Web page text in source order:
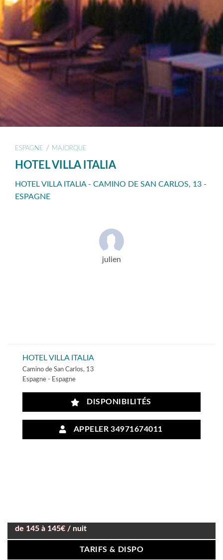
ESPAGNE / MAJORQUE
HOTEL VILLA ITALIA
HOTEL VILLA ITALIA - CAMINO DE SAN CARLOS, 13 -
ESPAGNE
julien
HOTEL VILLA ITALIA
Camino de San Carlos, 13
Espagne - Espagne
DISPONIBILITÉS
APPELER 34971674011
de 145 à 145€ / nuit
TARIFS & DISPO